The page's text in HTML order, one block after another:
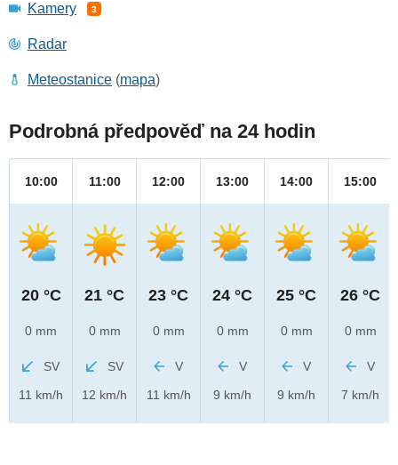
Kamery 3
Radar
Meteostanice (mapa)
Podrobná předpověď na 24 hodin
10:00
20 °C
0 mm
SV
11 km/h
11:00
21 °C
0 mm
SV
12 km/h
12:00
23 °C
0 mm
V
11 km/h
13:00
24 °C
0 mm
V
9 km/h
14:00
25 °C
0 mm
V
9 km/h
15:00
26 °C
0 mm
V
7 km/h